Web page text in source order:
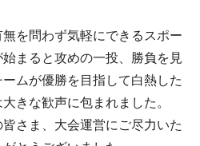
を問わず気軽にできるスポー
まると攻めの一投、勝負を見
ムが優勝を目指して白熱した
きな歓声に包まれました。
さま、大会運営にご尽力いた